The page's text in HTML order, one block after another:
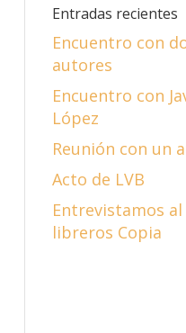
Entradas recientes
Encuentro con
autores
Encuentro con
López
Reunión con un
Acto de LVB
Entrevistamos
libreros Copia